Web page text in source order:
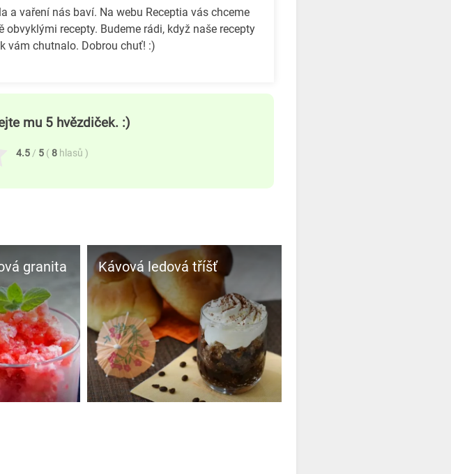
a vaření nás baví. Na webu Receptia vás chceme
recepty. Budeme rádi, když naše recepty
vám chutnalo. Dobrou chuť! :)
mu 5 hvězdiček. :)
4.5/ 5 (8 hlasů )
granita Kávová ledová tříšť